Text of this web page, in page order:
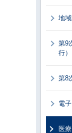
地
第9
行）
第8
電
医